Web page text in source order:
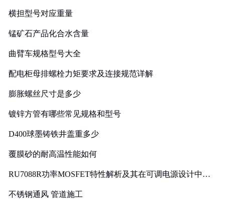
横担型号对应重量
锰矿石产品化合水含量
曲臂车规格型号大全
配电柜母排螺栓力矩要求及连接规范详解
膨胀螺丝尺寸是多少
镀锌方管有哪些常见规格和型号
D400球墨铸铁井盖重多少
覆膜砂的耐高温性能如何
RU7088R功率MOSFET特性解析及其在可调电源设计中的
不锈钢通风 管道施工